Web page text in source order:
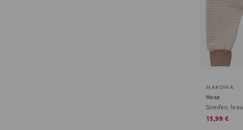
MAKOMA
Hose
Streifen,
15,99 €